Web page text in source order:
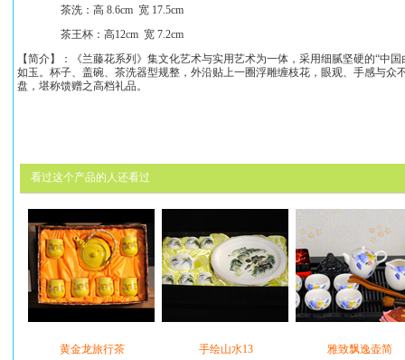
茶洗：高 8.6cm 宽 17.5cm
茶王杯：高12cm 宽 7.2cm
【简介】：《兰藤花系列 》集文化艺术与实用艺术为一体，采用细腻坚硬的“中
如玉。杯子、盖碗、茶洗器型规整，外沿贴上一圈浮雕缠枝花，眼观、手感与众
盘，堪称馈赠之高档礼品。
看过这个产品的人还看过
黄金龙旅行茶
手绘山水13
雅致飘逸壶简